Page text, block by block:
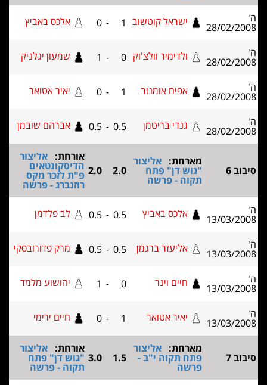
ה'
28/02/2008 ישראל קוטשוב 1
-
0 אלכס באביץ
ה'
28/02/2008 ולדימיר וולצ'וק 0
-
1 שמעון יגלניק
ה'
28/02/2008 אפים אומנוב 1
-
0 יאיר אטואר
ה'
28/02/2008 גנדי בריטמן 0.5
-
0.5 אברהם שובמן
סיבוב 6
מארחת: אליצור
"גוש דן" פתח
תקוה - פרשה
2.0
2.0
אורחת: אליצור
הדיסקונטאים
פ"ת לזכר מקס
רוזנברג - פרשה
ה'
13/03/2008 אלכס באביץ 0.5
-
0.5 לב פלדמן
ה'
13/03/2008 אליעזר ברגמן 0.5
-
0.5 מרק פדורובסקי
ה'
13/03/2008 חיים וינר 0
-
1 יהושוע מלמד
ה'
13/03/2008 יאיר אטואר 1
-
0 חיים ירימי
סיבוב 7
מארחת: אליצור
פתח תקוה י"ב -
פרשה
1.5
3.0
אורחת: אליצור
"גוש דן" פתח
תקוה - פרשה